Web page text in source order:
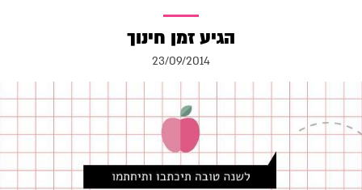
הגיע זמן חינוך
23/09/2014